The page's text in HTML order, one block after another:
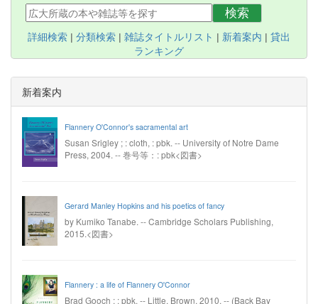
検索
詳細検索 | 分類検索 | 雑誌タイトルリスト | 新着案内 | 貸出
ランキング
新着案内
Flannery O'Connor's sacramental art
Susan Srigley ; : cloth, : pbk. -- University of Notre Dame
Press, 2004. -- 巻号等：: pbk<図書>
Gerard Manley Hopkins and his poetics of fancy
by Kumiko Tanabe. -- Cambridge Scholars Publishing,
2015.<図書>
Flannery : a life of Flannery O'Connor
Brad Gooch ; : pbk. -- Little, Brown, 2010. -- (Back Bay